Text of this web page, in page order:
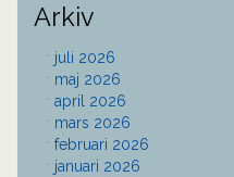
Arkiv
juli 2026
maj 2026
april 2026
mars 2026
februari 2026
januari 2026